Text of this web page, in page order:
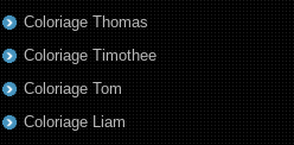
Coloriage Thomas
Coloriage Timothee
Coloriage Tom
Coloriage Liam